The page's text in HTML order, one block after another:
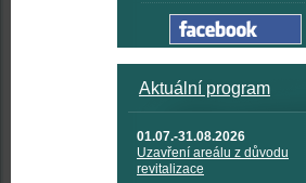
Aktuální program
01.07.-31.08.2026
Uzavření areálu z důvodu
revitalizace